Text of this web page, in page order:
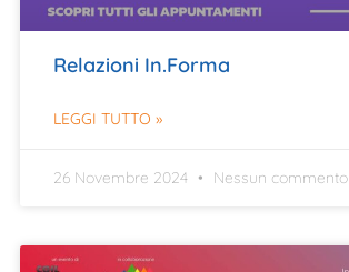
Relazioni In.Forma
LEGGI TUTTO »
26 Novembre 2024 Nessun commento